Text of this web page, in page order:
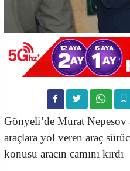
Gönyeli’de Murat
araçlara yol veren araç
konusu aracın camını kırdı